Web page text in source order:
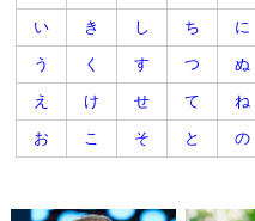
い き し ち に
う く す つ ぬ
え け せ て ね
お こ そ と の